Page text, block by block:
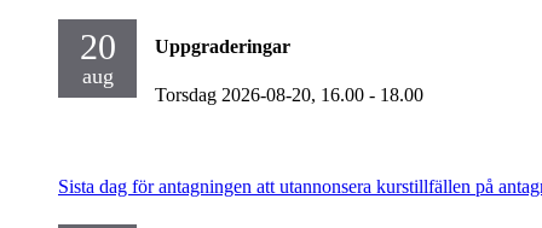
20
aug
Uppgraderingar
Torsdag 2026-08-20, 16.00 - 18.00
Sista dag för antagningen att utannonsera kurstillfällen på